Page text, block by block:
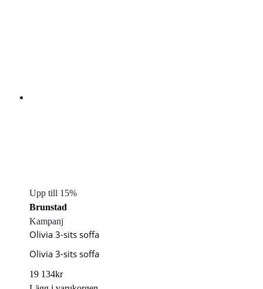
Upp till 15%
Brunstad
Kampanj
Olivia 3-sits soffa
Olivia 3-sits soffa
19 134kr